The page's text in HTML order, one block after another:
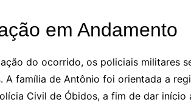
em Andamento
do ocorrido, os policiais militares
A família de Antônio foi orientada a
Civil de Óbidos, a fim de dar